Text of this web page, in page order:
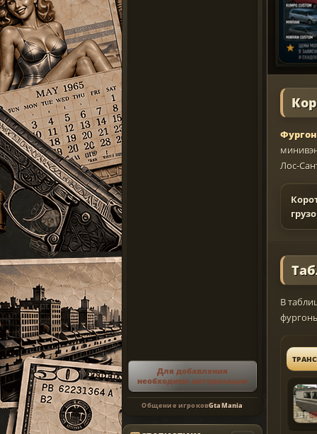
Для добавления
необходима авторизация
Общение игроковGtaMania
Лос-
В